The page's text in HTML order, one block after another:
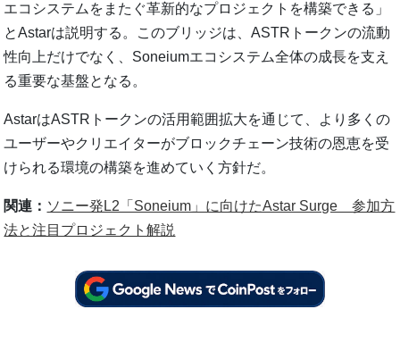
エコシステムをまたぐ革新的なプロジェクトを構築できる」
とAstarは説明する。このブリッジは、ASTRトークンの流動
性向上だけでなく、Soneiumエコシステム全体の成長を支え
る重要な基盤となる。
AstarはASTRトークンの活用範囲拡大を通じて、より多くの
ユーザーやクリエイターがブロックチェーン技術の恩恵を受
けられる環境の構築を進めていく方針だ。
関連： ソニー発L2「Soneium」に向けたAstar Surge 参加方
法と注目プロジェクト解説